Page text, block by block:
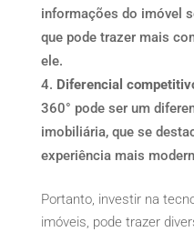
informações do imóvel
que pode trazer mais
ele.
Diferencial
360° pode ser um
imobiliária, que se
experiência mais
Portanto, investir na
imóveis, pode trazer